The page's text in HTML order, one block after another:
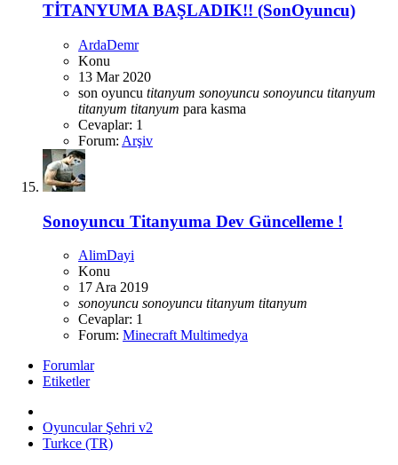
TİTANYUMA BAŞLADIK!! (SonOyuncu)
ArdaDemr
Konu
13 Mar 2020
son oyuncu titanyum sonoyuncu sonoyuncu titanyum
titanyum titanyum para kasma
Cevaplar: 1
Forum: Arşiv
Sonoyuncu Titanyuma Dev Güncelleme !
AlimDayi
Konu
17 Ara 2019
sonoyuncu sonoyuncu titanyum titanyum
Cevaplar: 1
Forum: Minecraft Multimedya
Forumlar
Etiketler
Oyuncular Şehri v2
Turkce (TR)